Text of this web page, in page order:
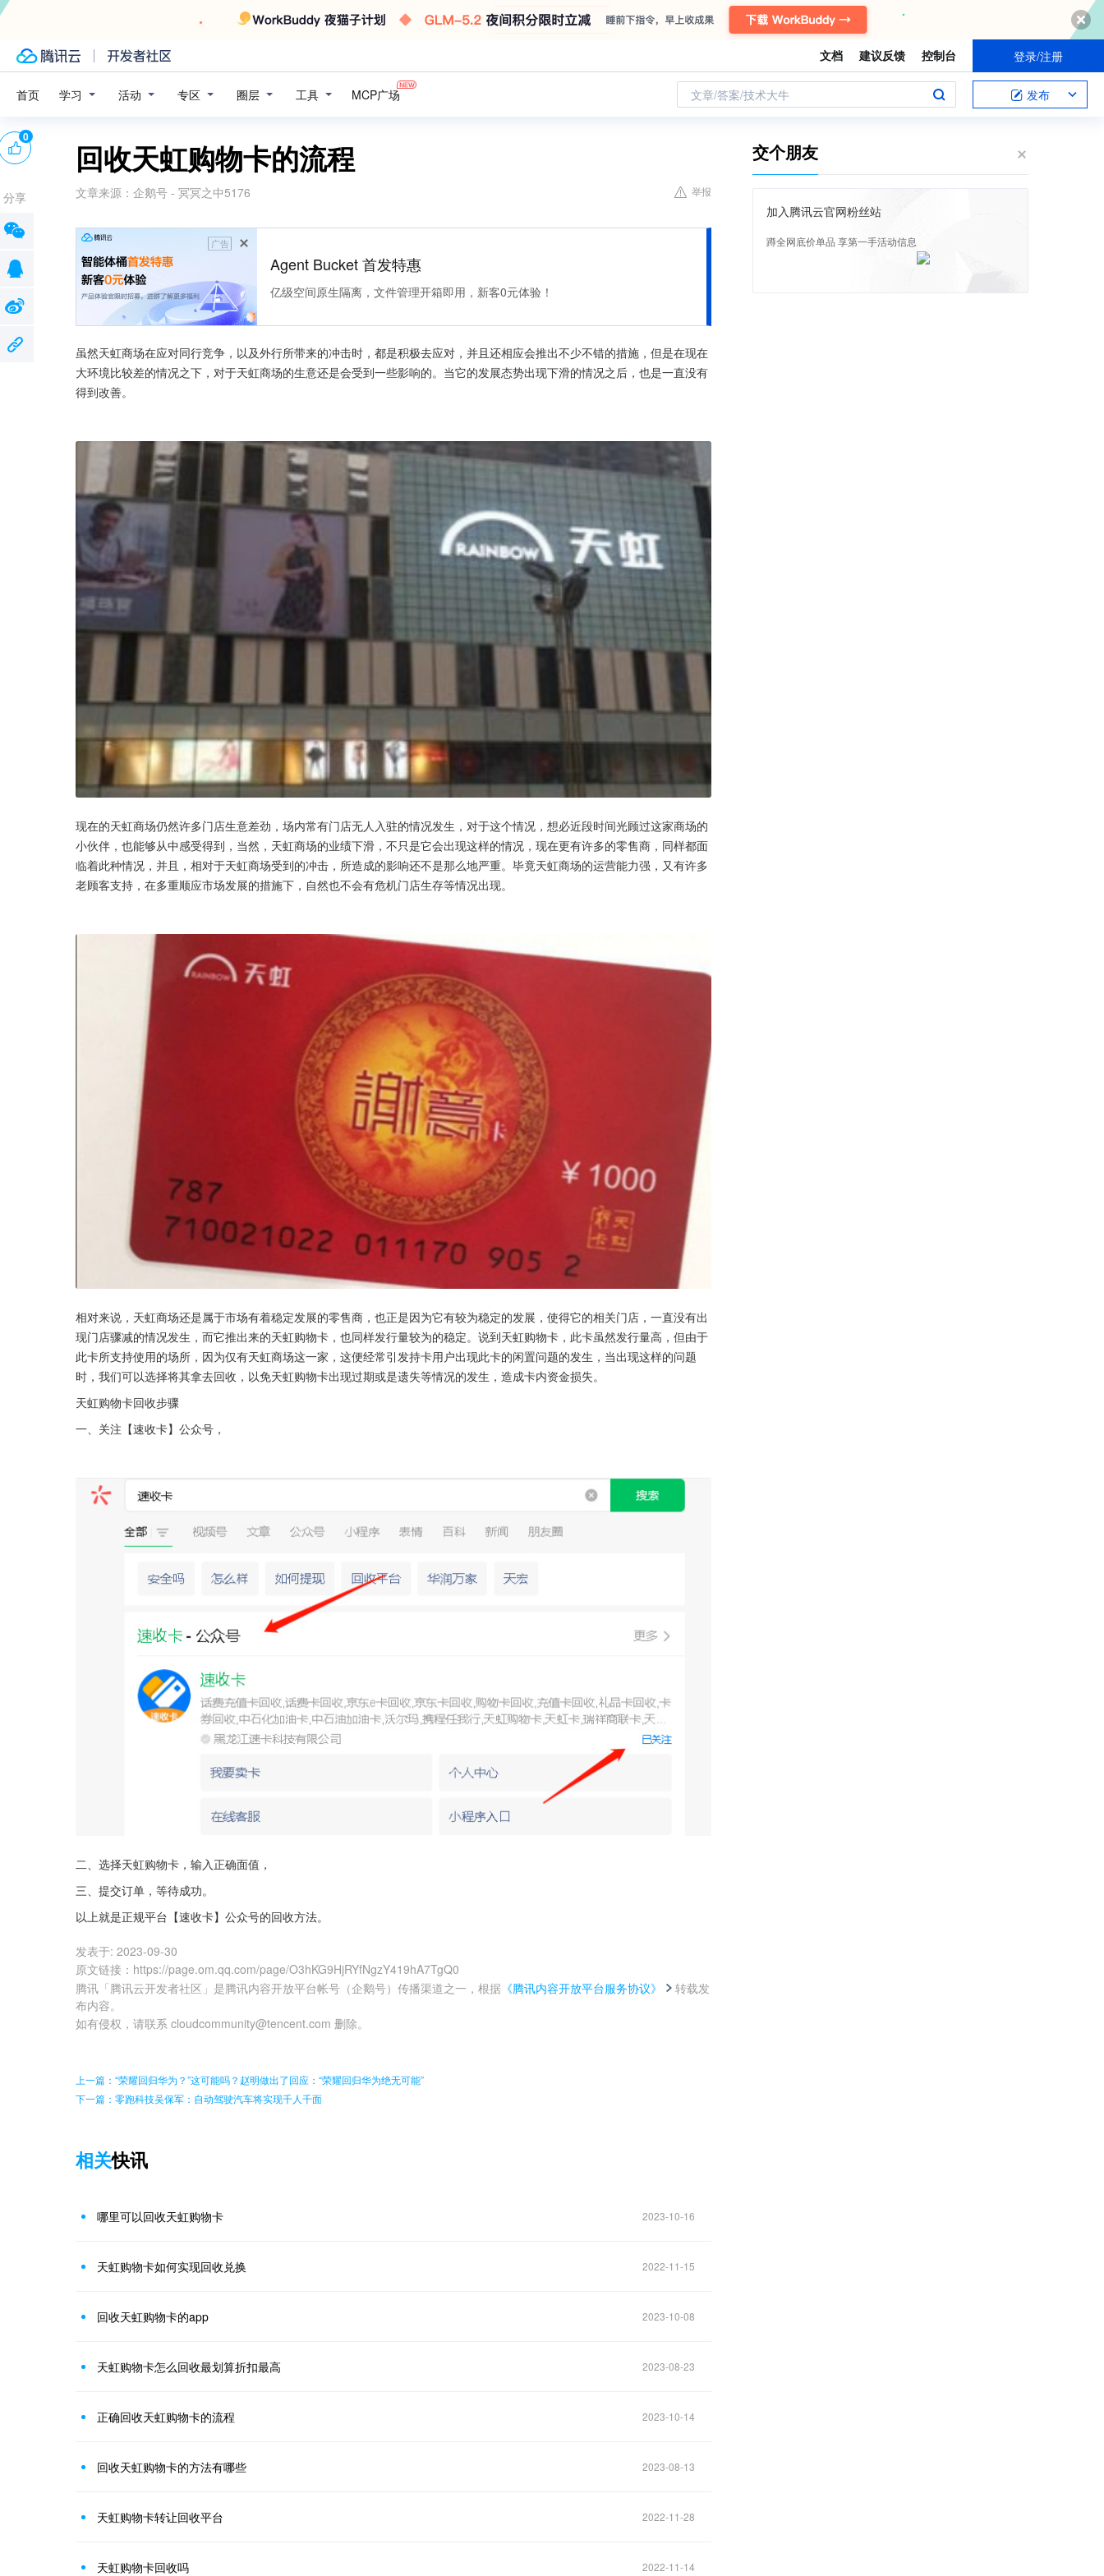
文档 建议反馈 控制台 登录/注册
首页 学习 活动 专区 圈层 工具 MCP广场 文章/答案/技术大牛 发布
回收天虹购物卡的流程
文章来源： 企鹅号 - 冥冥之中5176 举报
广告
Agent Bucket 首发特惠
亿级空间原生隔离，文件管理开箱即用，新客0元体验！
虽然天虹商场在应对同行竞争，以及外行所带来的冲击时，都是积极去应对，并且还相应会推出不少不错的措施，但是在现在
大环境比较差的情况之下，对于天虹商场的生意还是会受到一些影响的。当它的发展态势出现下滑的情况之后，也是一直没有
得到改善。
现在的天虹商场仍然许多门店生意差劲，场内常有门店无人入驻的情况发生，对于这个情况，想必近段时间光顾过这家商场的
小伙伴，也能够从中感受得到，当然，天虹商场的业绩下滑，不只是它会出现这样的情况，现在更有许多的零售商，同样都面
临着此种情况，并且，相对于天虹商场受到的冲击，所造成的影响还不是那么地严重。毕竟天虹商场的运营能力强，又有许多
老顾客支持，在多重顺应市场发展的措施下，自然也不会有危机门店生存等情况出现。
相对来说，天虹商场还是属于市场有着稳定发展的零售商，也正是因为它有较为稳定的发展，使得它的相关门店，一直没有出
现门店骤减的情况发生，而它推出来的天虹购物卡，也同样发行量较为的稳定。说到天虹购物卡，此卡虽然发行量高，但由于
此卡所支持使用的场所，因为仅有天虹商场这一家，这便经常引发持卡用户出现此卡的闲置问题的发生，当出现这样的问题
时，我们可以选择将其拿去回收，以免天虹购物卡出现过期或是遗失等情况的发生，造成卡内资金损失。
天虹购物卡回收步骤
一、关注【速收卡】公众号，
二、选择天虹购物卡，输入正确面值，
三、提交订单，等待成功。
以上就是正规平台【速收卡】公众号的回收方法。
发表于: 2023-09-30
原文链接 ： https://page.om.qq.com/page/O3hKG9HjRYfNgzY419hA7TgQ0
腾讯「腾讯云开发者社区」是腾讯内容开放平台帐号（企鹅号）传播渠道之一，根据 《腾讯内容开放平台服务协议》
转载发
布内容。
如有侵权，请联系 cloudcommunity@tencent.com 删除。
0
分享
上一篇：“荣耀回归华为？”这可能吗？赵明做出了回应：“荣耀回归华为绝无可能”
下一篇：零跑科技吴保军：自动驾驶汽车将实现千人千面
相关快讯
哪里可以回收天虹购物卡 2023-10-16
天虹购物卡如何实现回收兑换 2022-11-15
回收天虹购物卡的app 2023-10-08
天虹购物卡怎么回收最划算折扣最高 2023-08-23
正确回收天虹购物卡的流程 2023-10-14
回收天虹购物卡的方法有哪些 2023-08-13
天虹购物卡转让回收平台 2022-11-28
天虹购物卡回收吗 2022-11-14
交个朋友
加入腾讯云官网粉丝站
蹲全网底价单品 享第一手活动信息